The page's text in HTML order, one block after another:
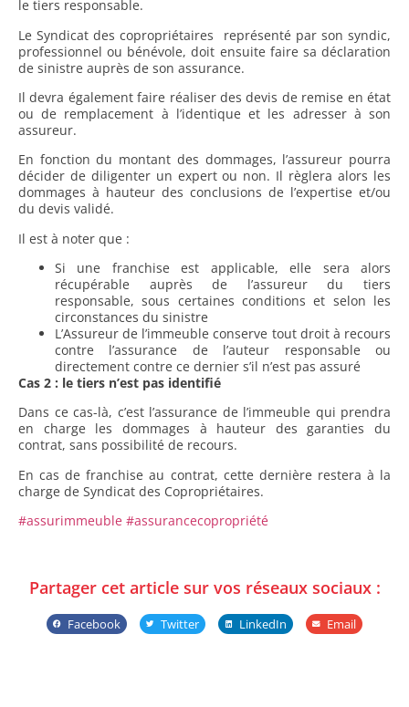
le tiers responsable.
Le Syndicat des copropriétaires représenté par son syndic,
professionnel ou bénévole, doit ensuite faire sa déclaration
de sinistre auprès de son assurance.
Il devra également faire réaliser des devis de remise en état
ou de remplacement à l’identique et les adresser à son
assureur.
En fonction du montant des dommages, l’assureur pourra
décider de diligenter un expert ou non. Il règlera alors les
dommages à hauteur des conclusions de l’expertise et/ou
du devis validé.
Il est à noter que :
Si une franchise est applicable, elle sera alors
récupérable auprès de l’assureur du tiers
responsable, sous certaines conditions et selon les
circonstances du sinistre
L’Assureur de l’immeuble conserve tout droit à recours
contre l’assurance de l’auteur responsable ou
directement contre ce dernier s’il n’est pas assuré
Cas 2 : le tiers n’est pas identifié
Dans ce cas-là, c’est l’assurance de l’immeuble qui prendra
en charge les dommages à hauteur des garanties du
contrat, sans possibilité de recours.
En cas de franchise au contrat, cette dernière restera à la
charge de Syndicat des Copropriétaires.
#assurimmeuble #assurancecopropriété
Partager cet article sur vos réseaux sociaux :
Facebook Twitter LinkedIn Email